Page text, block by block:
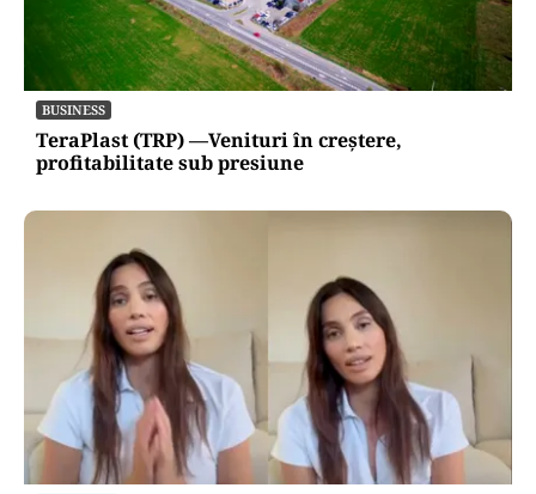
BUSINESS
TeraPlast (TRP) —Venituri în creștere,
profitabilitate sub presiune